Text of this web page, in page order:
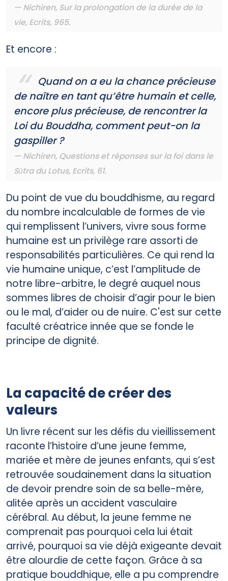
Nichiren, Sur la prolongation de la durée de la
vie, Ecrits, 965.
Et encore :
Quand on a eu la chance précieuse
de naître en tant qu’être humain et celle,
encore plus précieuse, de rencontrer la
Loi du Bouddha, comment peut-on la
gaspiller ?
Nichiren, Questions et réponses sur la foi dans le
Sūtra du Lotus, Ecrits, 61.
Du point de vue du bouddhisme, au regard
du nombre incalculable de formes de vie
qui remplissent l’univers, vivre sous forme
humaine est un privilège rare assorti de
responsabilités particulières. Ce qui rend la
vie humaine unique, c’est l’amplitude de
notre libre-arbitre, le degré auquel nous
sommes libres de choisir d’agir pour le bien
ou le mal, d’aider ou de nuire. C'est sur cette
faculté créatrice innée que se fonde le
principe de dignité.
La capacité de créer des
valeurs
Un livre récent sur les défis du vieillissement
raconte l’histoire d’une jeune femme,
mariée et mère de jeunes enfants, qui s’est
retrouvée soudainement dans la situation
de devoir prendre soin de sa belle-mère,
alitée après un accident vasculaire
cérébral. Au début, la jeune femme ne
comprenait pas pourquoi cela lui était
arrivé, pourquoi sa vie déjà exigeante devait
être alourdie de cette façon. Grâce à sa
pratique bouddhique, elle a pu comprendre